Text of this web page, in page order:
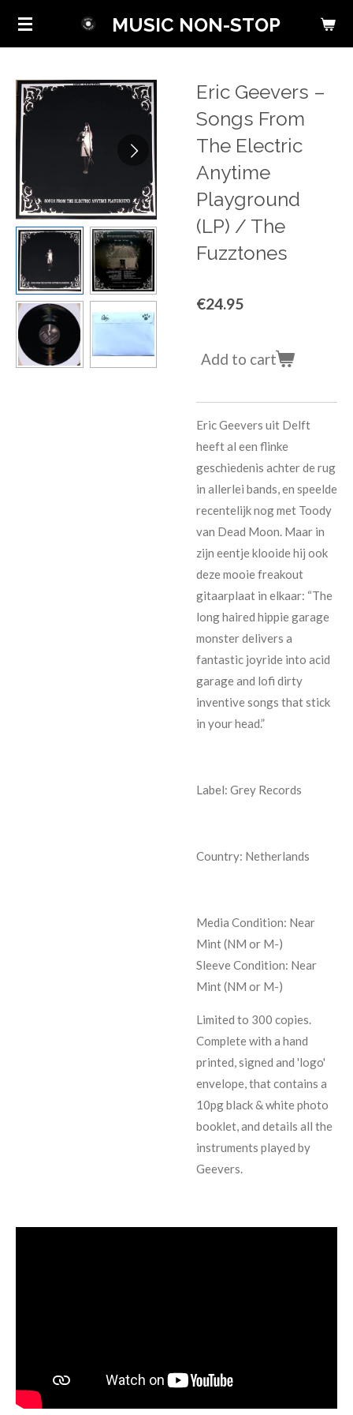
Skip
content
MUSIC NON-STOP
Eric Geevers ‎–
Songs From
The Electric
Anytime
Playground
(LP) / The
Fuzztones
€24.95
Add to cart
Eric Geevers uit Delft
heeft al een flinke
geschiedenis achter de rug
in allerlei bands, en speelde
recentelijk nog met Toody
van Dead Moon. Maar in
zijn eentje klooide hij ook
deze mooie freakout
gitaarplaat in elkaar: “The
long haired hippie garage
monster delivers a
fantastic joyride into acid
garage and lofi dirty
inventive songs that stick
in your head.”
Label: Grey Records
Country: Netherlands
Media Condition: Near
Mint (NM or M-)
Sleeve Condition: Near
Mint (NM or M-)
Limited to 300 copies.
Complete with a hand
printed, signed and 'logo'
envelope, that contains a
10pg black & white photo
booklet, and details all the
instruments played by
Geevers.